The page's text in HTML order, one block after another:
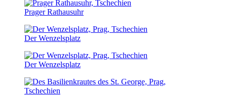
Prager Rathausuhr
Der Wenzelsplatz
Der Wenzelsplatz